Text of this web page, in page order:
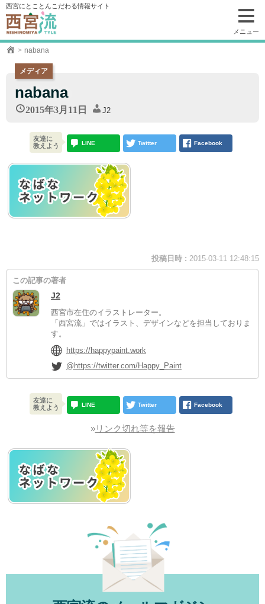
コ
ン
テ
ン
西宮にとことんこだわる情報サイト
メニュー
nabana
メディア
nabana
2015年3月11日 J2
友達に
教えよう
LINE Twitter Facebook
投稿日時 : 2015-03-11 12:48:15
この記事の著者
J2
西宮市在住のイラストレーター。
「西宮流」ではイラスト、デザインなどを担当しておりま
す。
https://happypaint.work
@https://twitter.com/Happy_Paint
友達に
教えよう
LINE Twitter Facebook
»リンク切れ等を報告